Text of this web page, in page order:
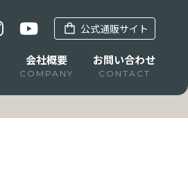
公式通販サイト
会社概要
COMPANY
お問い合わせ
CONTACT